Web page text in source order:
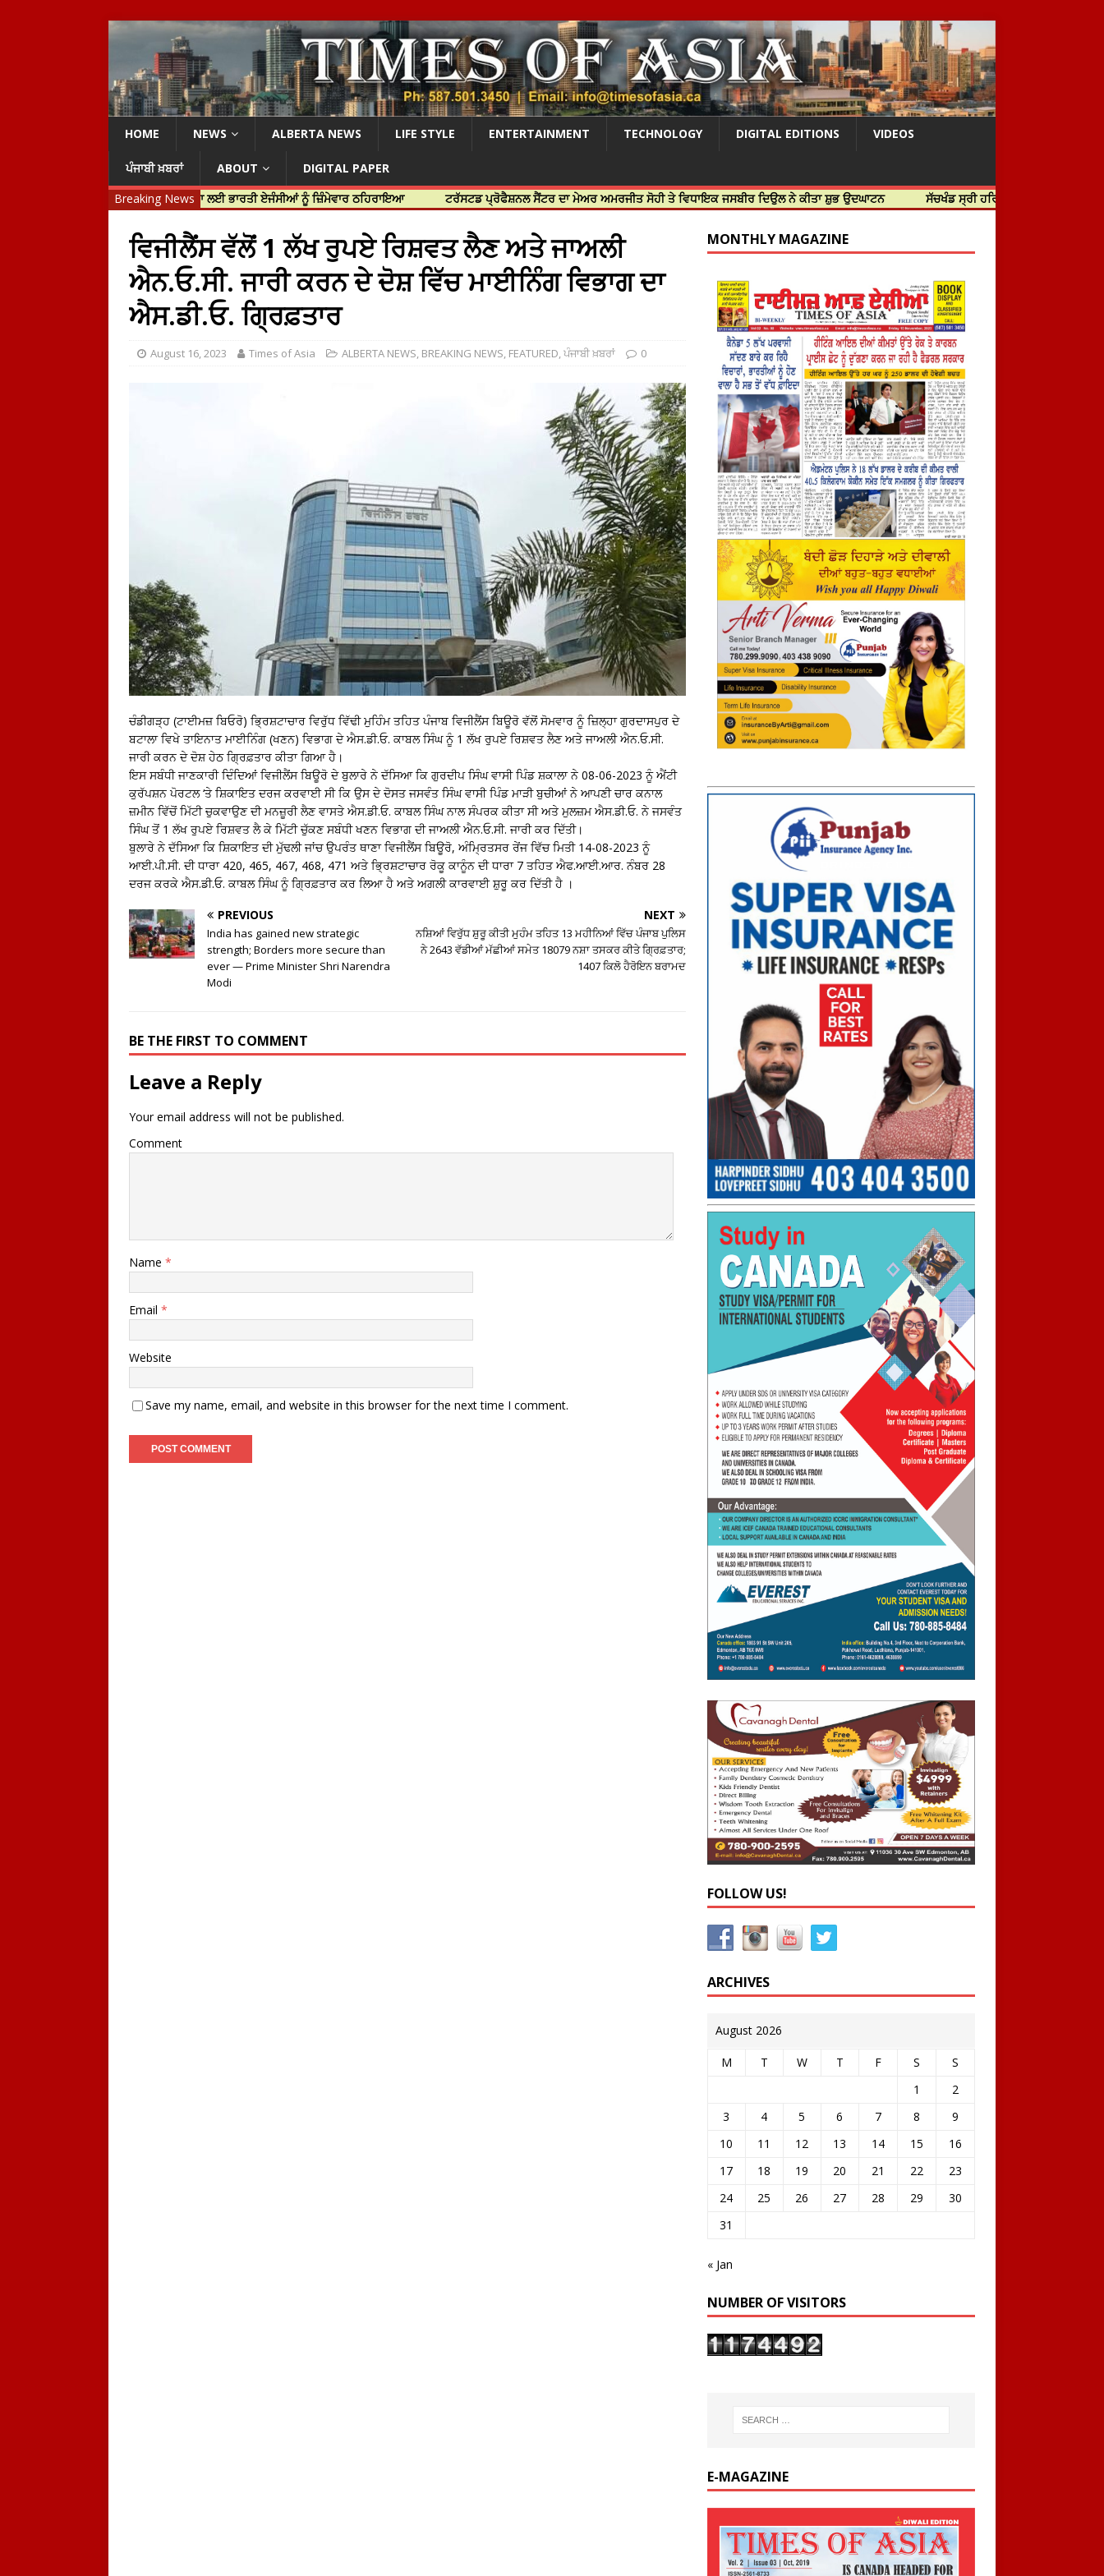
HOME NEWS ALBERTA NEWS LIFE STYLE ENTERTAINMENT TECHNOLOGY DIGITAL EDITIONS VIDEOS
ਪੰਜਾਬੀ ਖ਼ਬਰਾਂ ABOUT
DIGITAL PAPER
Breaking News
ਨੇ ਹਰਦੀਪ ਨਿੱਝਰ ਦੀ ਹੱਤਿਆ ਲਈ ਭਾਰਤੀ ਏਜੰਸੀਆਂ ਨੂੰ ਜ਼ਿੰਮੇਵਾਰ ਠਹਿਰਾਇਆ ਟਰੱਸਟਡ ਪ੍ਰੋਫੈਸ਼ਨਲ ਸੈਂਟਰ ਦਾ ਮੇਅਰ ਅਮਰਜੀਤ ਸੋਹੀ ਤੇ ਵਿਧਾਇਕ ਜਸਬੀਰ ਦਿਉਲ ਨੇ ਕੀਤਾ ਸ਼ੁਭ ਉਦਘਾਟਨ ਸੱਚਖੰਡ ਸ੍ਰੀ ਹਰਿਮੰਦਰ ਸਾਹਿਬ ਵਿਖੇ ਸਜੇ ਜਲੌਅ
ਵਿਜੀਲੈਂਸ ਵੱਲੋਂ 1 ਲੱਖ ਰੁਪਏ ਰਿਸ਼ਵਤ ਲੈਣ ਅਤੇ ਜਾਅਲੀ
ਐਨ.ਓ.ਸੀ. ਜਾਰੀ ਕਰਨ ਦੇ ਦੋਸ਼ ਵਿੱਚ ਮਾਈਨਿੰਗ ਵਿਭਾਗ ਦਾ
ਐਸ.ਡੀ.ਓ. ਗ੍ਰਿਫ਼ਤਾਰ
August 16, 2023 Times of Asia ALBERTA NEWS, BREAKING NEWS, FEATURED,ਪੰਜਾਬੀ ਖ਼ਬਰਾਂ 0
ਚੰਡੀਗੜ੍ਹ (ਟਾਈਮਜ਼ ਬਿਓਰੋ) ਭ੍ਰਿਸ਼ਟਾਚਾਰ ਵਿਰੁੱਧ ਵਿੱਢੀ ਮੁਹਿੰਮ ਤਹਿਤ ਪੰਜਾਬ ਵਿਜੀਲੈਂਸ ਬਿਊਰੋ ਵੱਲੋਂ ਸੋਮਵਾਰ ਨੂੰ ਜ਼ਿਲ੍ਹਾ ਗੁਰਦਾਸਪੁਰ ਦੇ
ਬਟਾਲਾ ਵਿਖੇ ਤਾਇਨਾਤ ਮਾਈਨਿੰਗ (ਖਣਨ) ਵਿਭਾਗ ਦੇ ਐਸ.ਡੀ.ਓ. ਕਾਬਲ ਸਿੰਘ ਨੂੰ 1 ਲੱਖ ਰੁਪਏ ਰਿਸ਼ਵਤ ਲੈਣ ਅਤੇ ਜਾਅਲੀ ਐਨ.ਓ.ਸੀ.
ਜਾਰੀ ਕਰਨ ਦੇ ਦੋਸ਼ ਹੇਠ ਗ੍ਰਿਫ਼ਤਾਰ ਕੀਤਾ ਗਿਆ ਹੈ।
ਇਸ ਸਬੰਧੀ ਜਾਣਕਾਰੀ ਦਿੰਦਿਆਂ ਵਿਜੀਲੈਂਸ ਬਿਊਰੋ ਦੇ ਬੁਲਾਰੇ ਨੇ ਦੱਸਿਆ ਕਿ ਗੁਰਦੀਪ ਸਿੰਘ ਵਾਸੀ ਪਿੰਡ ਸ਼ਕਾਲਾ ਨੇ 08-06-2023 ਨੂੰ ਐਂਟੀ
ਕੁਰੱਪਸ਼ਨ ਪੋਰਟਲ ‘ਤੇ ਸ਼ਿਕਾਇਤ ਦਰਜ ਕਰਵਾਈ ਸੀ ਕਿ ਉਸ ਦੇ ਦੋਸਤ ਜਸਵੰਤ ਸਿੰਘ ਵਾਸੀ ਪਿੰਡ ਮਾੜੀ ਬੁਚੀਆਂ ਨੇ ਆਪਣੀ ਚਾਰ ਕਨਾਲ
ਜ਼ਮੀਨ ਵਿੱਚੋਂ ਮਿੱਟੀ ਚੁਕਵਾਉਣ ਦੀ ਮਨਜ਼ੂਰੀ ਲੈਣ ਵਾਸਤੇ ਐਸ.ਡੀ.ਓ. ਕਾਬਲ ਸਿੰਘ ਨਾਲ ਸੰਪਰਕ ਕੀਤਾ ਸੀ ਅਤੇ ਮੁਲਜ਼ਮ ਐਸ.ਡੀ.ਓ. ਨੇ ਜਸਵੰਤ
ਸਿੰਘ ਤੋਂ 1 ਲੱਖ ਰੁਪਏ ਰਿਸ਼ਵਤ ਲੈ ਕੇ ਮਿੱਟੀ ਚੁੱਕਣ ਸਬੰਧੀ ਖਣਨ ਵਿਭਾਗ ਦੀ ਜਾਅਲੀ ਐਨ.ਓ.ਸੀ. ਜਾਰੀ ਕਰ ਦਿੱਤੀ।
ਬੁਲਾਰੇ ਨੇ ਦੱਸਿਆ ਕਿ ਸ਼ਿਕਾਇਤ ਦੀ ਮੁੱਢਲੀ ਜਾਂਚ ਉਪਰੰਤ ਥਾਣਾ ਵਿਜੀਲੈਂਸ ਬਿਊਰੋ, ਅੰਮ੍ਰਿਤਸਰ ਰੇਂਜ ਵਿੱਚ ਮਿਤੀ 14-08-2023 ਨੂੰ
ਆਈ.ਪੀ.ਸੀ. ਦੀ ਧਾਰਾ 420, 465, 467, 468, 471 ਅਤੇ ਭ੍ਰਿਸ਼ਟਾਚਾਰ ਰੋਕੂ ਕਾਨੂੰਨ ਦੀ ਧਾਰਾ 7 ਤਹਿਤ ਐਫ.ਆਈ.ਆਰ. ਨੰਬਰ 28
ਦਰਜ ਕਰਕੇ ਐਸ.ਡੀ.ਓ. ਕਾਬਲ ਸਿੰਘ ਨੂੰ ਗ੍ਰਿਫ਼ਤਾਰ ਕਰ ਲਿਆ ਹੈ ਅਤੇ ਅਗਲੀ ਕਾਰਵਾਈ ਸ਼ੁਰੂ ਕਰ ਦਿੱਤੀ ਹੈ ।
PREVIOUS
India has gained new strategic
strength; Borders more secure than
ever — Prime Minister Shri Narendra
Modi
NEXT
ਨਸ਼ਿਆਂ ਵਿਰੁੱਧ ਸ਼ੁਰੂ ਕੀਤੀ ਮੁਹੰਮ ਤਹਿਤ 13 ਮਹੀਨਿਆਂ ਵਿੱਚ ਪੰਜਾਬ ਪੁਲਿਸ
ਨੇ 2643 ਵੱਡੀਆਂ ਮੱਛੀਆਂ ਸਮੇਤ 18079 ਨਸ਼ਾ ਤਸਕਰ ਕੀਤੇ ਗ੍ਰਿਫ਼ਤਾਰ;
1407 ਕਿਲੋ ਹੈਰੋਇਨ ਬਰਾਮਦ
BE THE FIRST TO COMMENT
Leave a Reply
Your email address will not be published.
Comment
Name *
Email *
Website
Save my name, email, and website in this browser for the next time I comment.
MONTHLY MAGAZINE
FOLLOW US!
ARCHIVES
August 2026
M T W T F S
S
1
2
3
4 5 6 7 8
9
10
11 12 13 14 15
16
17
18 19 20 21 22
23
24
25 26 27 28 29
30
31
« Jan
NUMBER OF VISITORS
E-MAGAZINE